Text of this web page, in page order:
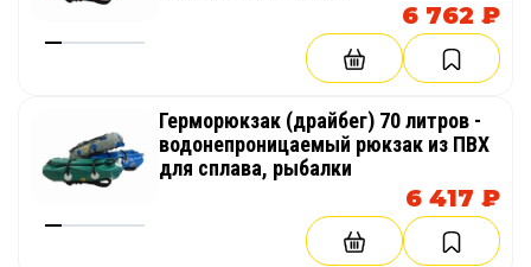
6 762 ₽
Герморюкзак (драйбег) 70 литров -
водонепроницаемый рюкзак из ПВХ
для сплава, рыбалки
6 417 ₽